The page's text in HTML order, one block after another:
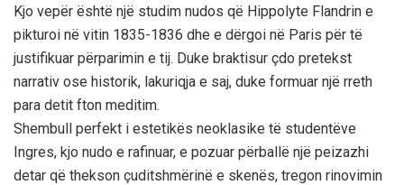
Kjo vepër është një studim nudos që Hippolyte Flandrin e
pikturoi në vitin 1835-1836 dhe e dërgoi në Paris për të
justifikuar përparimin e tij. Duke braktisur çdo pretekst
narrativ ose historik, lakuriqja e saj, duke formuar një rreth
para detit fton meditim.
Shembull perfekt i estetikës neoklasike të studentëve
Ingres, kjo nudo e rafinuar, e pozuar përballë një peizazhi
detar që thekson çuditshmërinë e skenës, tregon rinovimin